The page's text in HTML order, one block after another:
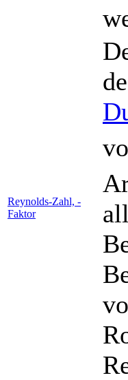
Reynolds-Zahl, -
Faktor